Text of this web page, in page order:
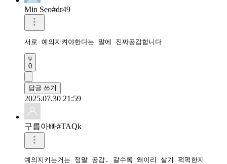
Min Seo#dr49
서로 예의지켜야한다는 말에 진짜공감합니다
0
답글 쓰기
2025.07.30 21:59
구름아빠#TAQk
예의지키는거는 정말 공감. 갈수록 왜이리 살기 퍽퍽한지